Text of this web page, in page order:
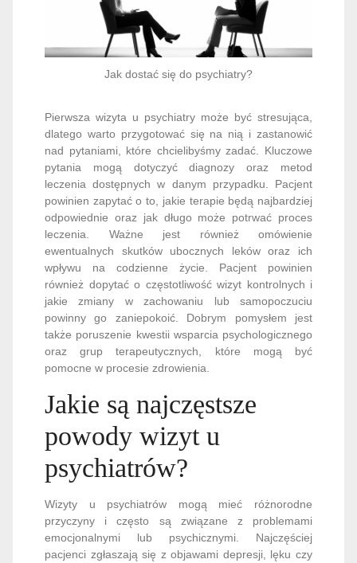
Jak dostać się do psychiatry?
Pierwsza wizyta u psychiatry może być stresująca,
dlatego warto przygotować się na nią i zastanowić
nad pytaniami, które chcielibyśmy zadać. Kluczowe
pytania mogą dotyczyć diagnozy oraz metod
leczenia dostępnych w danym przypadku. Pacjent
powinien zapytać o to, jakie terapie będą najbardziej
odpowiednie oraz jak długo może potrwać proces
leczenia. Ważne jest również omówienie
ewentualnych skutków ubocznych leków oraz ich
wpływu na codzienne życie. Pacjent powinien
również dopytać o częstotliwość wizyt kontrolnych i
jakie zmiany w zachowaniu lub samopoczuciu
powinny go zaniepokoić. Dobrym pomysłem jest
także poruszenie kwestii wsparcia psychologicznego
oraz grup terapeutycznych, które mogą być
pomocne w procesie zdrowienia.
Jakie są najczęstsze
powody wizyt u
psychiatrów?
Wizyty u psychiatrów mogą mieć różnorodne
przyczyny i często są związane z problemami
emocjonalnymi lub psychicznymi. Najczęściej
pacjenci zgłaszają się z objawami depresji, lęku czy